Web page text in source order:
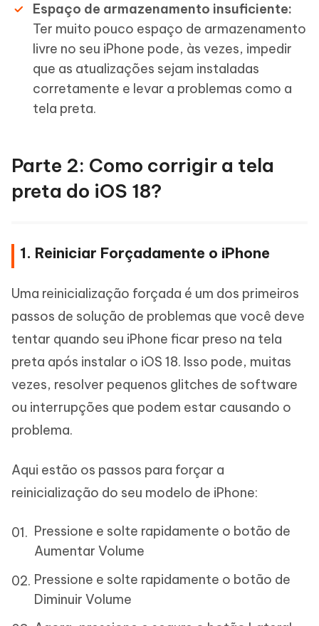
Espaço de armazenamento insuficiente:
Ter muito pouco espaço de armazenamento
livre no seu iPhone pode, às vezes, impedir
que as atualizações sejam instaladas
corretamente e levar a problemas como a
tela preta.
Parte 2: Como corrigir a tela
preta do iOS 18?
1. Reiniciar Forçadamente o iPhone
Uma reinicialização forçada é um dos primeiros
passos de solução de problemas que você deve
tentar quando seu iPhone ficar preso na tela
preta após instalar o iOS 18. Isso pode, muitas
vezes, resolver pequenos glitches de software
ou interrupções que podem estar causando o
problema.
Aqui estão os passos para forçar a
reinicialização do seu modelo de iPhone:
Pressione e solte rapidamente o botão de
Aumentar Volume
Pressione e solte rapidamente o botão de
Diminuir Volume